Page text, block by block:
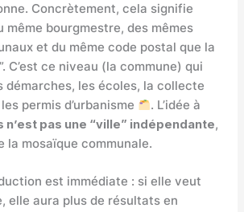
Concrètement, cela signifie
même bourgmestre, des mêmes
et du même code postal que la
C’est ce niveau (la commune) qui
démarches, les écoles, la collecte
permis d’urbanisme
. L’idée à
n’est pas une “ville” indépendante,
la mosaïque communale.
est immédiate : si elle veut
elle aura plus de résultats en